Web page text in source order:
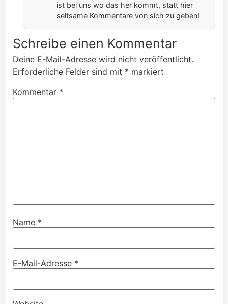
ist bei uns wo das her kommt, statt hier
seltsame Kommentare von sich zu geben!
Schreibe einen Kommentar
Deine E-Mail-Adresse wird nicht veröffentlicht.
Erforderliche Felder sind mit * markiert
Kommentar *
Name *
E-Mail-Adresse *